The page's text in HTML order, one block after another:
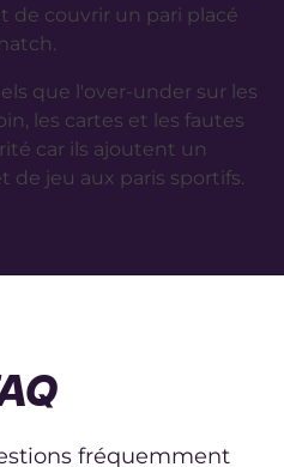
de couvrir un pari placé
que l'over-under sur les
les cartes et les fautes
car ils ajoutent un
de jeu aux paris sportifs.
fréquemment